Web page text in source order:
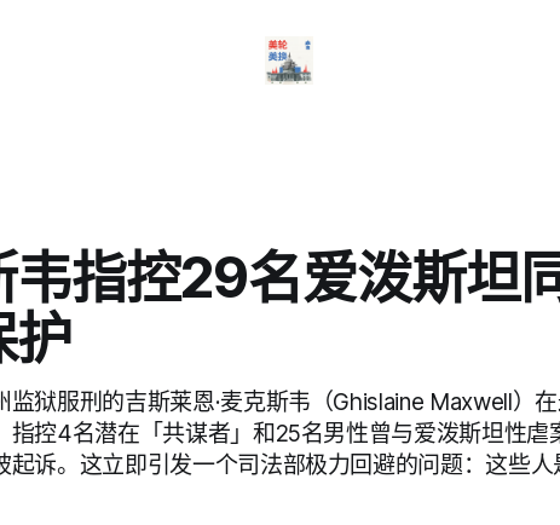
韦指控29名爱泼斯坦
护
监狱服刑的吉斯莱恩·麦克斯韦（Ghislaine Maxwell）
指控4名潜在「共谋者」和25名男性曾与爱泼斯坦性虐
起诉。这立即引发一个司法部极力回避的问题：这些